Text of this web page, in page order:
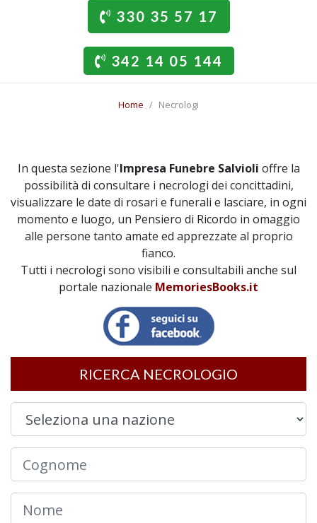
330 35 57 17
342 14 05 144
Home Necrologi
In questa sezione l'Impresa Funebre Salvioli offre la
possibilità di consultare i necrologi dei concittadini,
visualizzare le date di rosari e funerali e lasciare, in ogni
momento e luogo, un Pensiero di Ricordo in omaggio
alle persone tanto amate ed apprezzate al proprio
fianco.
Tutti i necrologi sono visibili e consultabili anche sul
portale nazionale MemoriesBooks.it
RICERCA NECROLOGIO